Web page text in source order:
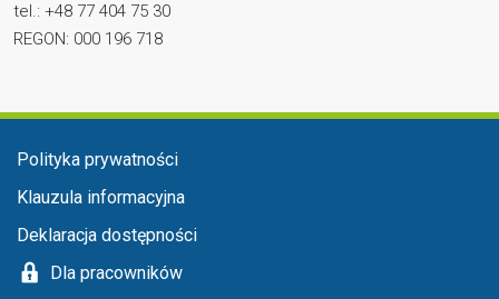
tel.: +48 77 404 75 30
REGON: 000 196 718
Menu stopka
Polityka prywatności
Klauzula informacyjna
Deklaracja dostępności
Dla pracowników